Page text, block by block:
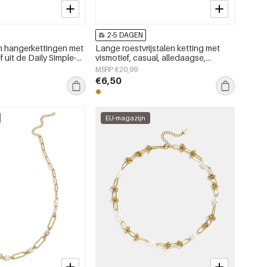
hangerkettingen met
uit de Daily Simple-
2-5 DAGEN
Lange roestvrijstalen ketting met
vismotief, casual, alledaagse,
eenvoudige serie damessieraden
MSRP €20,99
€6,50
EU-magazijn